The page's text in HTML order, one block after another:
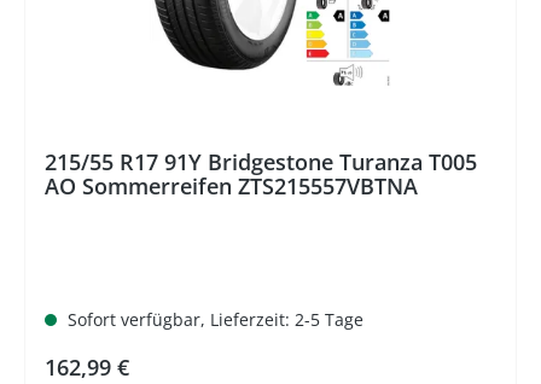
215/55 R17 91Y Bridgestone Turanza T005
AO Sommerreifen ZTS215557VBTNA
Sofort verfügbar, Lieferzeit: 2-5 Tage
Regulärer Preis:
162,99 €